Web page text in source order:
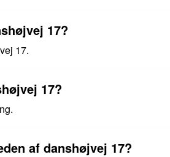
17?
17.
17?
af danshøjvej 17?